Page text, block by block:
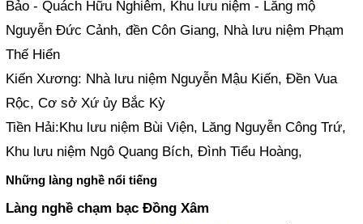
Bảo - Quách Hữu Nghiêm, Khu lưu niệm - Lăng mộ
Nguyễn Đức Cảnh, đền Côn Giang, Nhà lưu niệm Phạm
Thế Hiển
Kiến Xương: Nhà lưu niệm Nguyễn Mậu Kiến, Đền Vua
Rộc, Cơ sở Xứ ủy Bắc Kỳ
Tiền Hải:Khu lưu niệm Bùi Viện, Lăng Nguyễn Công Trứ,
Khu lưu niệm Ngô Quang Bích, Đình Tiểu Hoàng,
Những làng nghề nổi tiếng
Làng nghề chạm bạc Đồng Xâm